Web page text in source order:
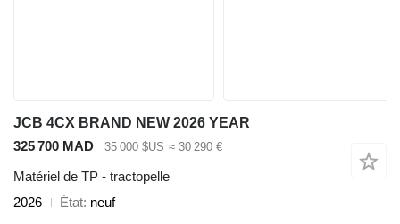
JCB 4CX BRAND NEW 2026 YEAR
325 700 MAD
35 000 $US ≈ 30 290 €
Matériel de TP - tractopelle
2026
État neuf